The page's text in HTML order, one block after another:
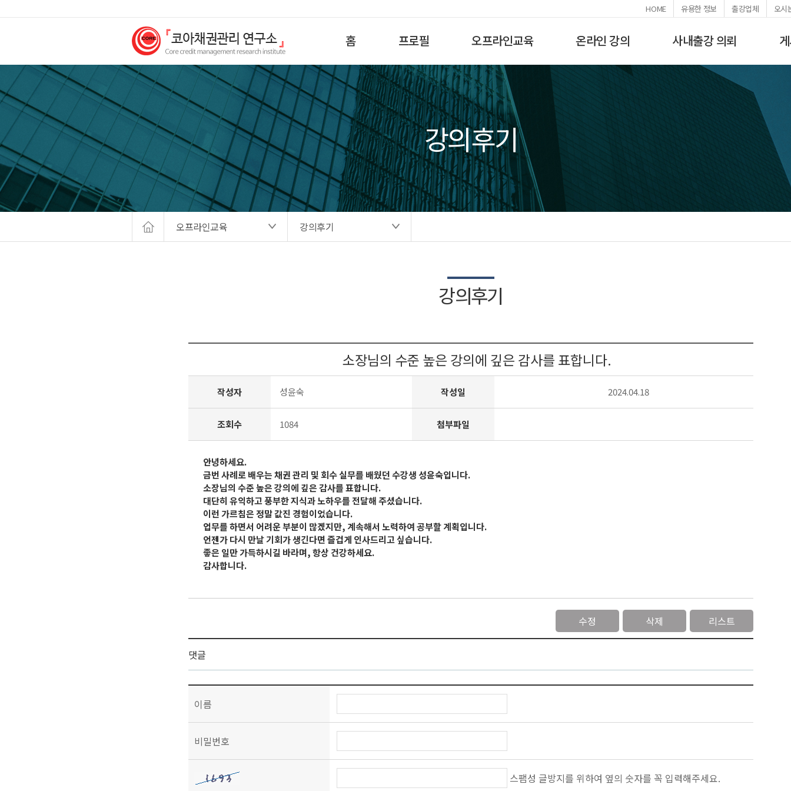
HOME 유용한 정보 출강업체 오시
홈 프로필 오프라인교육 온라인 강의 사내출강 의뢰
강의후기
오프라인교육 강의후기
강의후기
소장님의 수준 높은 강의에 깊은 감사를 표합니다.
작성자 성윤숙 작성일 2024.04.18
조회수 1084 첨부파일
안녕하세요.
금번 사례로 배우는 채권 관리 및 회수 실무를 배웠던 수강생 성윤숙입니다.
소장님의 수준 높은 강의에 깊은 감사를 표합니다.
대단히 유익하고 풍부한 지식과 노하우를 전달해 주셨습니다.
이런 가르침은 정말 값진 경험이었습니다.
업무를 하면서 어려운 부분이 많겠지만, 계속해서 노력하여 공부할 계획입니다.
언젠가 다시 만날 기회가 생긴다면 즐겁게 인사드리고 싶습니다.
좋은 일만 가득하시길 바라며, 항상 건강하세요.
감사합니다.
수정 삭제 리스트
댓글
이름
비밀번호
스팸성 글방지를 위하여 옆의 숫자를 꼭 입력해주세요.